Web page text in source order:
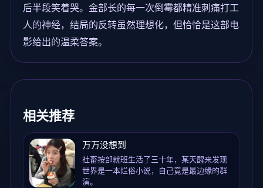
后半段笑着哭。金部长的每一次倒霉都精准刺痛打工
人的神经，结局的反转虽然理想化，但恰恰是这部电
影给出的温柔答案。
相关推荐
万万没想到
社畜按部就班生活了三十年，某天醒来发现
世界是一本烂俗小说，自己竟是最边缘的群
演。